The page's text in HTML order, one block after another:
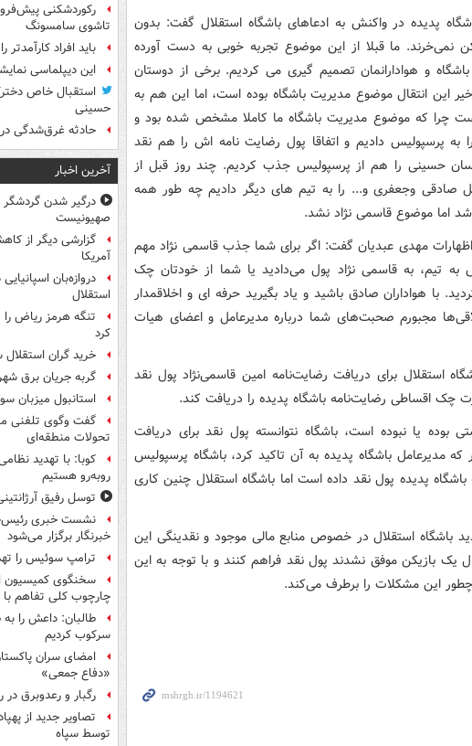
پدیده در واکنش به ادعاهای باشگاه استقلال گفت: بدون
نمی‌خرند. ما قبلا از این موضوع تجربه خوبی به دست آورده
باشگاه و هوادارانمان تصمیم گیری می کردیم. برخی از دوستان
این انتقال موضوع مدیریت باشگاه بوده است، اما این هم به
چرا که موضوع مدیریت باشگاه ما کاملا مشخص شده بود و
پرسپولیس دادیم و اتفاقا پول رضایت نامه اش را هم نقد
حسینی را هم از پرسپولیس جذب کردیم. چند روز قبل از
صادقی وجعفری و... را به تیم های دیگر دادیم چه طور همه
اما موضوع قاسمی نژاد نشد.
مهدی عبدیان گفت: اگر برای شما جذب قاسمی نژاد مهم
به تیم، به قاسمی نژاد پول می‌دادید یا شما از خودتان چک
با هواداران صادق باشید و یاد بگیرید حرفه ای و اخلاقمدار
مجبورم صحبت‌های شما درباره مدیرعامل و اعضای هیات
استقلال برای دریافت رضایت‌نامه امین قاسمی‌نژاد پول نقد
چک اقساطی رضایت‌نامه باشگاه پدیده را دریافت کند.
بوده یا نبوده است، باشگاه نتوانسته پول نقد برای دریافت
مدیرعامل باشگاه پدیده به آن تاکید کرد، باشگاه پرسپولیس
پدیده پول نقد داده است اما باشگاه استقلال چنین کاری
باشگاه استقلال در خصوص منابع مالی موجود و نقدینگی این
یک بازیکن موفق نشدند پول نقد فراهم کنند و با توجه به این
این مشکلات را برطرف می‌کند.
رکوردشکنی
تاشوی سامسونگ
باید افراد کارآمدتر
این دیپلماسی
استقبال خاص
حسینی
حادثه غرق‌شدگی در طاقانک ۲
آخرین اخبار
درگیر شدن گردشگر
صهیونیست
گزارشی دیگر از
آمریکا
دروازه‌بان
استقلال
تنگه هرمز ریاض
کرد
خرید گران استقلال
گربه جریان برق
استانبول میزبان
گفت وگوی تلفنی
تحولات منطقه‌ای
کوبا: با تهدید
روبه‌رو هستیم
توسل رفیق
نشست خبری
خبرنگار برگزار می‌شود
ترامپ سوئیس را
سخنگوی
چارچوب کلی تفاهم
طالبان: داعش را
سرکوب کردیم
امضای سران
«دفاع جمعی»
رگبار و رعدوبرق
تصاویر جدید از
توسط سپاه